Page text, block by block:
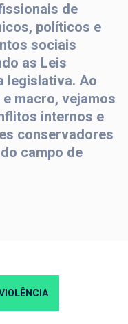
de
políticos e
sociais
as Leis
legislativa. Ao
macro, vejamos
internos e
conservadores
campo de